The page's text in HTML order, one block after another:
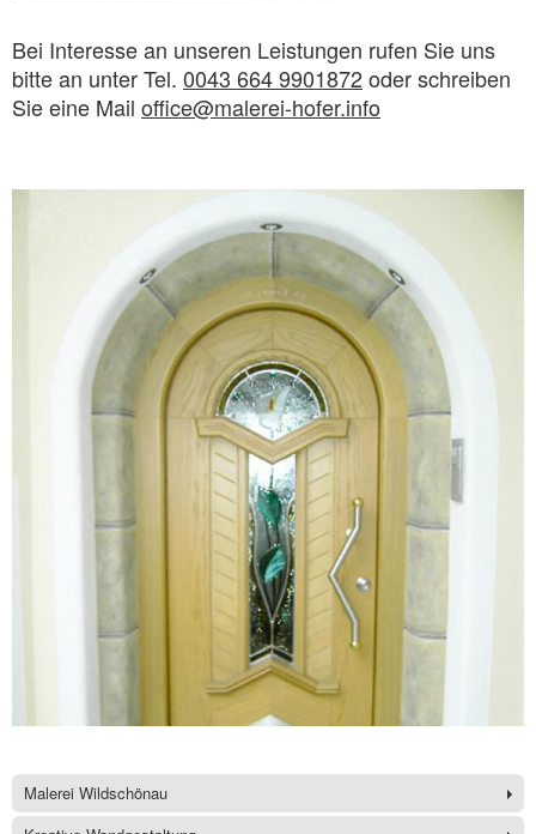
Bei Interesse an unseren Leistungen rufen Sie uns
bitte an unter Tel. 0043 664 9901872oder schreiben
Sie eine Mail office@malerei-hofer.info
Malerei Wildschönau